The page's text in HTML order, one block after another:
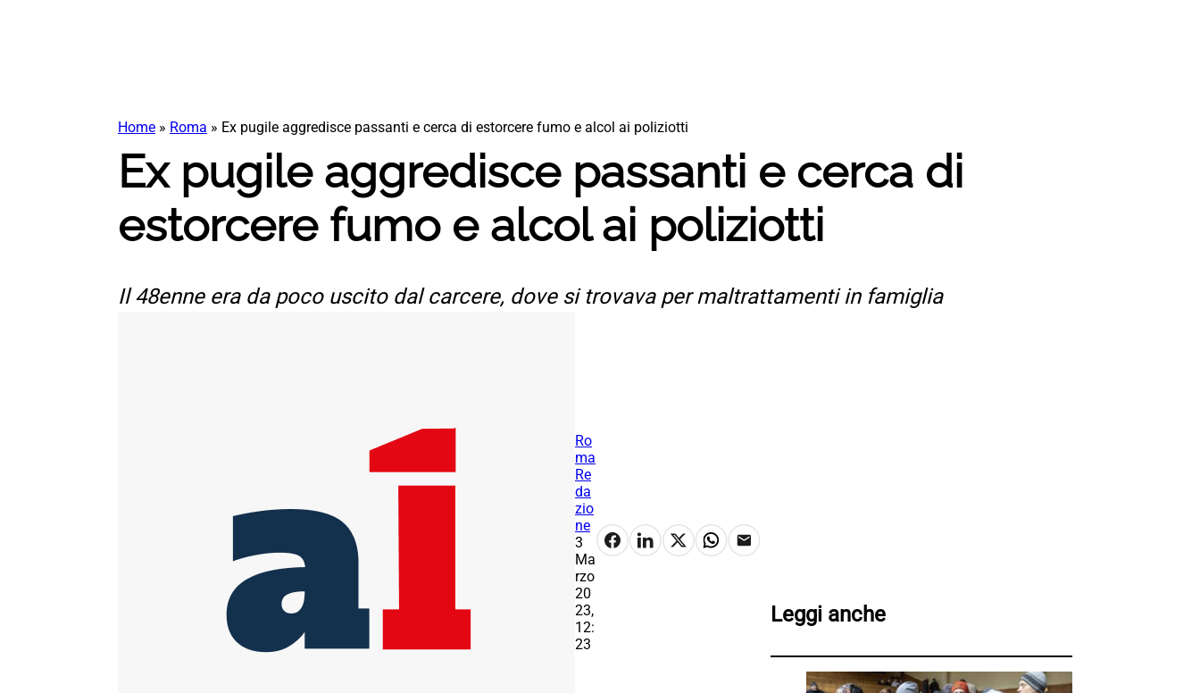
Home » Roma » Ex pugile aggredisce passanti e cerca di estorcere fumo e alcol ai poliziotti
Ex pugile aggredisce passanti e cerca di
estorcere fumo e alcol ai poliziotti
Il 48enne era da poco uscito dal carcere, dove si trovava per maltrattamenti in famiglia
Ro
ma
Re
da
zio
ne
3
Ma
rzo
20
23,
12:
23
Leggi anche